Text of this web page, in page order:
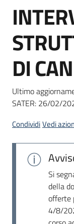
Bandi
strumenti
acquisto
Supporto
telematiche
Salta al contenuto
DI
Ultimo
SATER: 26/02/
CondividiVedi
Si
della
offerte
4/8/